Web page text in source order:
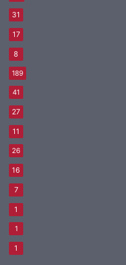
31
17
8
189
41
27
11
26
16
7
1
1
1